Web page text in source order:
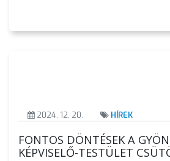
2024. 12. 20. HÍREK
FONTOS DÖNTÉSEK A
KÉPVISELŐ-TESTÜLET